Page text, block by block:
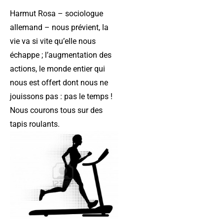
Harmut Rosa – sociologue
allemand – nous prévient, la
vie va si vite qu’elle nous
échappe ; l’augmentation des
actions, le monde entier qui
nous est offert dont nous ne
jouissons pas : pas le temps !
Nous courons tous sur des
tapis roulants.